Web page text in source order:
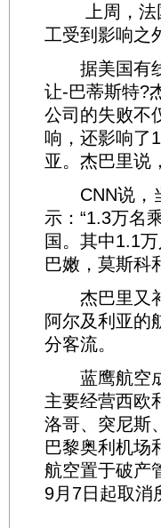
上周，法国
工受到影响之
据美国有线
让-巴蒂斯特?
公司的失败不
响，还影响了
亚。杰巴里说
CNN说，当
示：“1.3万名
国。其中1.1
巴嫩，莫斯科
杰巴里又补
阿尔及利亚的
分客流。
蓝鹰航空成
主要经营西欧
洛哥、突尼斯
巴黎奥利机场
航空置于破产
9月7日起取消